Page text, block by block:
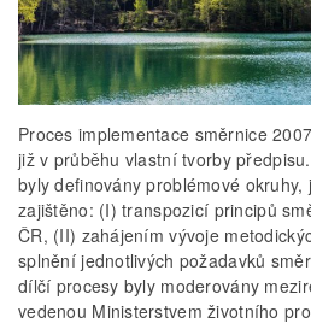
Proces implementace směrnice
již v průběhu vlastní tvorby
byly definovány problémové okruhy,
zajištěno: (I) transpozicí principů
ČR, (II) zahájením vývoje
splnění jednotlivých požadavků
dílčí procesy byly moderovány
vedenou Ministerstvem životního